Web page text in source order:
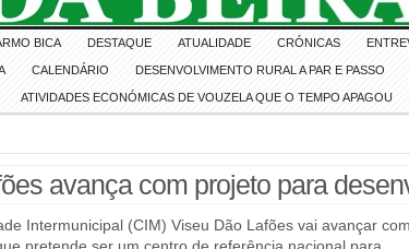
BICA DESTAQUE ATUALIDADE CRÓNICAS
CALENDÁRIO DESENVOLVIMENTO RURAL A PAR E PASSO
ATIVIDADES ECONÓMICAS DE VOUZELA QUE O TEMPO APAGOU
avança com projeto para
Intermunicipal (CIM) Viseu Dão Lafões vai avançar